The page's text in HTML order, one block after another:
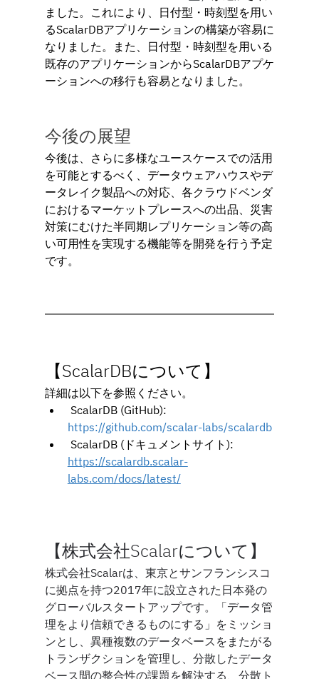
ました。これにより、日付型・時刻型を用い
るScalarDBアプリケーションの構築が容易に
なりました。また、日付型・時刻型を用いる
既存のアプリケーションからScalarDBアプケ
ーションへの移行も容易となりました。
今後の展望
今後は、さらに多様なユースケースでの活用
を可能とするべく、データウェアハウスやデ
ータレイク製品への対応、各クラウドベンダ
におけるマーケットプレースへの出品、災害
対策にむけた半同期レプリケーション等の高
い可用性を実現する機能等を開発を行う予定
です。
【ScalarDBについて】
詳細は以下を参照ください。
ScalarDB (GitHub):
https://github.com/scalar-labs/scalardb
ScalarDB (ドキュメントサイト):
https://scalardb.scalar-
labs.com/docs/latest/
【株式会社Scalarについて】
株式会社Scalarは、東京とサンフランシスコ
に拠点を持つ2017年に設立された日本発の
グローバルスタートアップです。「データ管
理をより信頼できるものにする」をミッショ
ンとし、異種複数のデータベースをまたがる
トランザクションを管理し、分散したデータ
ベース間の整合性の課題を解決する、分散ト